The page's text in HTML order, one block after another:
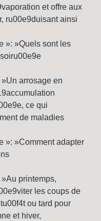
et offre aux
ru00e9duisant ainsi
»: »Quels sont les
arrosage en
ce qui
de maladies
»: »Comment adapter
printemps,
les coups de
ou tard pour
et hiver,